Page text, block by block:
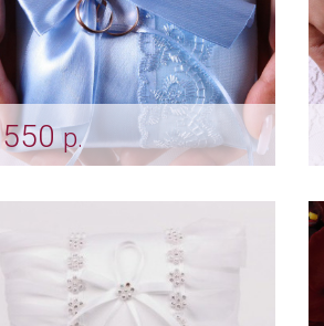
550р.
«Голубые кружева»